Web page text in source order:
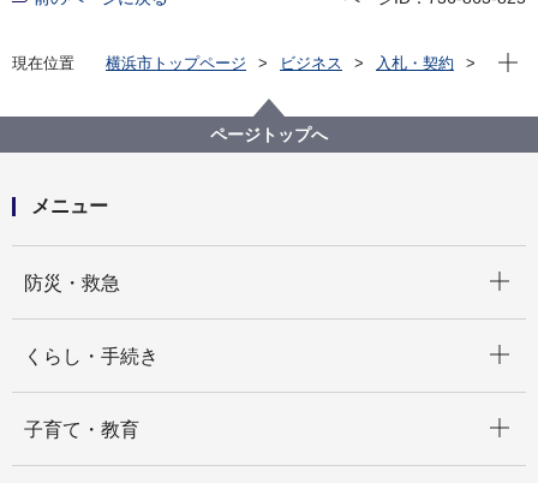
現在位置 横浜市トップページ ビジネス
入札・契約
消防局
現在
ページトップへ
メニュー
防災・救急
くらし・手続き
子育て・教育